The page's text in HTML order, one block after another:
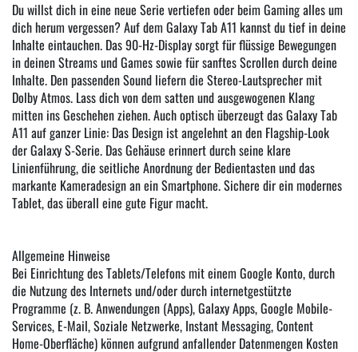
Du willst dich in eine neue Serie vertiefen oder beim Gaming alles um
dich herum vergessen? Auf dem Galaxy Tab A11 kannst du tief in deine
Inhalte eintauchen. Das 90-Hz-Display sorgt für flüssige Bewegungen
in deinen Streams und Games sowie für sanftes Scrollen durch deine
Inhalte. Den passenden Sound liefern die Stereo-Lautsprecher mit
Dolby Atmos. Lass dich von dem satten und ausgewogenen Klang
mitten ins Geschehen ziehen. Auch optisch überzeugt das Galaxy Tab
A11 auf ganzer Linie: Das Design ist angelehnt an den Flagship-Look
der Galaxy S-Serie. Das Gehäuse erinnert durch seine klare
Linienführung, die seitliche Anordnung der Bedientasten und das
markante Kameradesign an ein Smartphone. Sichere dir ein modernes
Tablet, das überall eine gute Figur macht.
Allgemeine Hinweise
Bei Einrichtung des Tablets/Telefons mit einem Google Konto, durch
die Nutzung des Internets und/oder durch internetgestützte
Programme (z. B. Anwendungen (Apps), Galaxy Apps, Google Mobile-
Services, E-Mail, Soziale Netzwerke, Instant Messaging, Content
Home-Oberfläche) können aufgrund anfallender Datenmengen Kosten